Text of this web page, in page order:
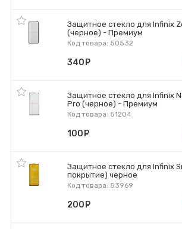
Защитное стекло для Infinix
(черное) - Премиум
Код товара: 50532
340
Защитное стекло для Infinix
Pro (черное) - Премиум
Код товара: 51204
100
Защитное стекло для Infinix
покрытие) черное
Код товара: 53969
200